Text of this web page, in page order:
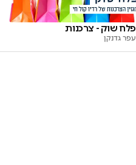
פלח שוק - צרכנות
עפר גדנקן